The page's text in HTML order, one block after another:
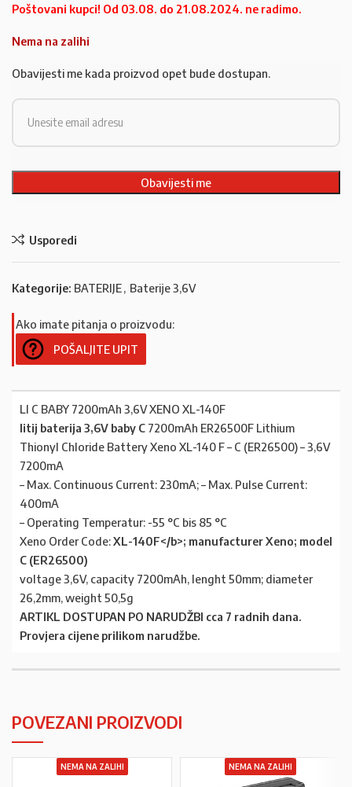
Poštovani kupci! Od 03.08. do 21.08.2024. ne radimo.
Nema na zalihi
Obavijesti me kada proizvod opet bude dostupan.
Usporedi
Kategorije: BATERIJE, Baterije 3,6V
Ako imate pitanja o proizvodu:
POŠALJITE UPIT
LI C BABY 7200mAh 3,6V XENO XL-140F
litij baterija 3,6V baby C 7200mAh ER26500F Lithium
Thionyl Chloride Battery Xeno XL-140 F – C (ER26500) – 3,6V
7200mA
– Max. Continuous Current: 230mA; – Max. Pulse Current:
400mA
– Operating Temperatur: -55 °C bis 85 °C
Xeno Order Code:XL-140F</b>; manufacturer Xeno; model
C (ER26500)
voltage 3,6V, capacity 7200mAh, lenght 50mm; diameter
26,2mm, weight 50,5g
ARTIKL DOSTUPAN PO NARUDŽBI cca 7 radnih dana.
Provjera cijene prilikom narudžbe.
POVEZANI PROIZVODI
NEMA NA ZALIHI NEMA NA ZALIHI